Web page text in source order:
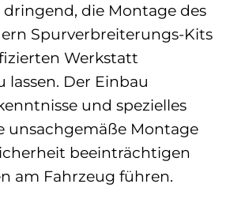
die Montage des
Spurverbreiterungs-Kits
Werkstatt
Der Einbau
und spezielles
unsachgemäße Montage
beeinträchtigen
am Fahrzeug führen.